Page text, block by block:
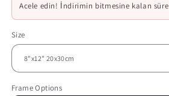
Acele edin! İndirimin bitmesine kalan süre
Size
Frame Options